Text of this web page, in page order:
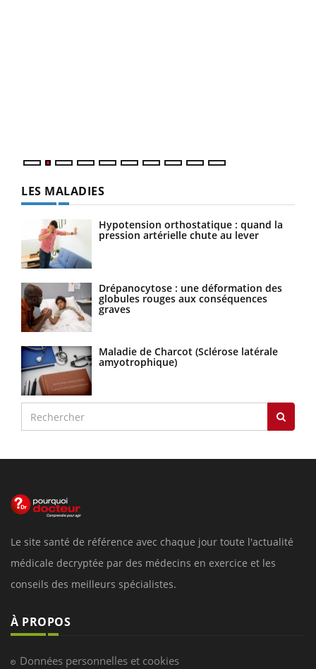
LES MALADIES
Hypotension orthostatique : quand la
pression artérielle chute au lever
Drépanocytose : une déformation des
globules rouges aux conséquences
graves
Maladie de Charcot (Sclérose latérale
amyotrophique)
Le site santé de référence avec chaque jour toute l'actualité
médicale decryptée par des médecins en exercice et les
conseils des meilleurs spécialistes.
À PROPOS
Données personnelles et cookies